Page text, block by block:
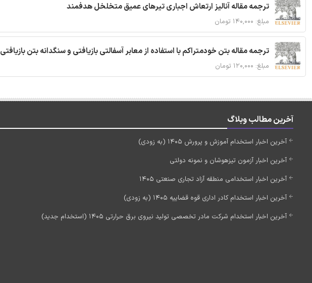
ترجمه مقاله آنالیز ارتعاش اجباری تیرهای عمیق متخلخل هدفمند
مبلغ: ۱۴۰,۰۰۰ تومان
ترجمه مقاله بتن خودمتراکم با استفاده از معابر آسفالتی بازیافتی و سنگدانه بتن بازیافتی
مبلغ: ۱۲۰,۰۰۰ تومان
آخرین مطالب وبلاگ
آخرین اخبار استخدام آموزش و پرورش 1405 (به زودی)
آخرین اخبار آزمون تیزهوشان و نمونه دولتی
آخرین اخبار استخدامی منطقه آزاد تجاری صنعتی 1405
آخرین اخبار استخدام کادر اداری قوه قضاییه 1405 (به زودی)
آخرین اخبار استخدام شرکت مادر تخصصی تولید نیروی برق حرارتی 1405 (استخدام جدید)